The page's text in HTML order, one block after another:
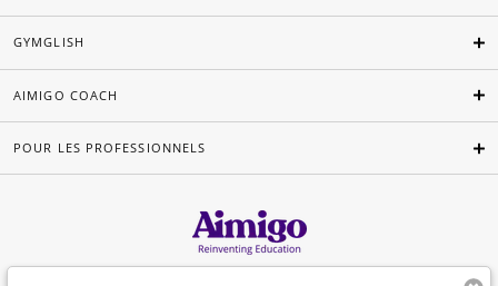
GYMGLISH
AIMIGO COACH
POUR LES PROFESSIONNELS